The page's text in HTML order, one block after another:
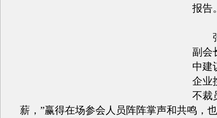
报告
张
副会
中建
企业
不裁
薪，”赢得在场参会人员阵阵掌声和共鸣，